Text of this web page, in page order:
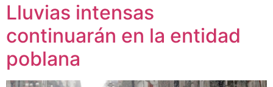
Lluvias intensas
continuarán en la entidad
poblana